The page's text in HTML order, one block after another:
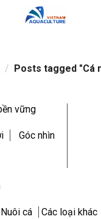
/ Posts tagged "Cá
vững
Góc nhìn
Nuôi cá Các loại khác